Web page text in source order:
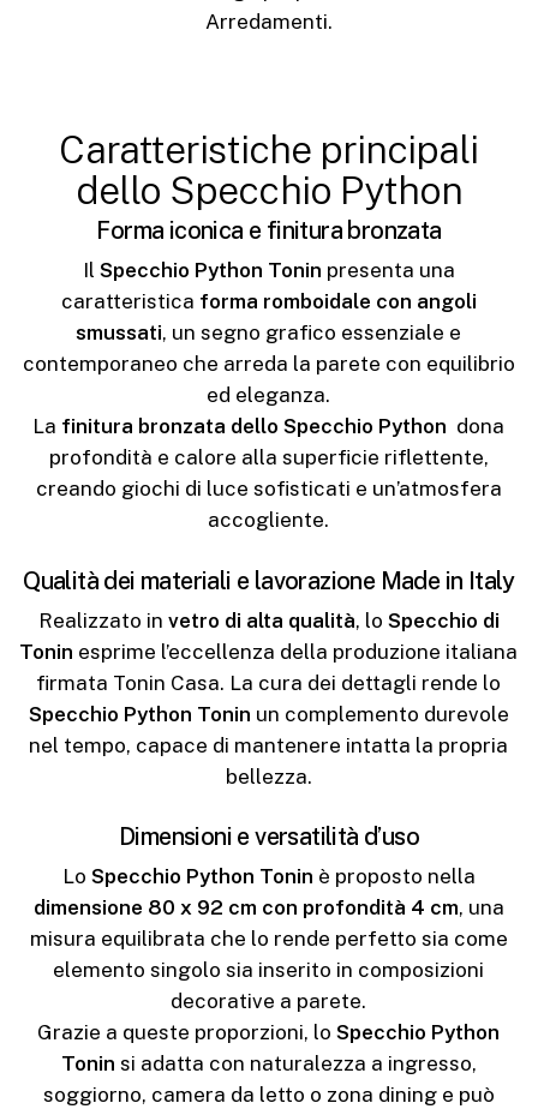
Arredamenti.
Caratteristiche principali
dello Specchio Python
Forma iconica e finitura bronzata
Il Specchio Python Tonin presenta una
caratteristica forma romboidale con angoli
smussati, un segno grafico essenziale e
contemporaneo che arreda la parete con equilibrio
ed eleganza.
La finitura bronzata dello Specchio Python dona
profondità e calore alla superficie riflettente,
creando giochi di luce sofisticati e un’atmosfera
accogliente.
Qualità dei materiali e lavorazione Made in Italy
Realizzato in vetro di alta qualità, lo Specchio di
Tonin esprime l’eccellenza della produzione italiana
firmata Tonin Casa. La cura dei dettagli rende lo
Specchio Python Tonin un complemento durevole
nel tempo, capace di mantenere intatta la propria
bellezza.
Dimensioni e versatilità d’uso
Lo Specchio Python Tonin è proposto nella
dimensione 80 x 92 cm con profondità 4 cm, una
misura equilibrata che lo rende perfetto sia come
elemento singolo sia inserito in composizioni
decorative a parete.
Grazie a queste proporzioni, loSpecchio Python
Tonin si adatta con naturalezza a ingresso,
soggiorno, camera da letto o zona dining e può